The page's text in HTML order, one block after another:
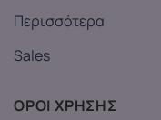
Περισσότερα
Sales
ΟΡΟΙ ΧΡΗΣΗΣ